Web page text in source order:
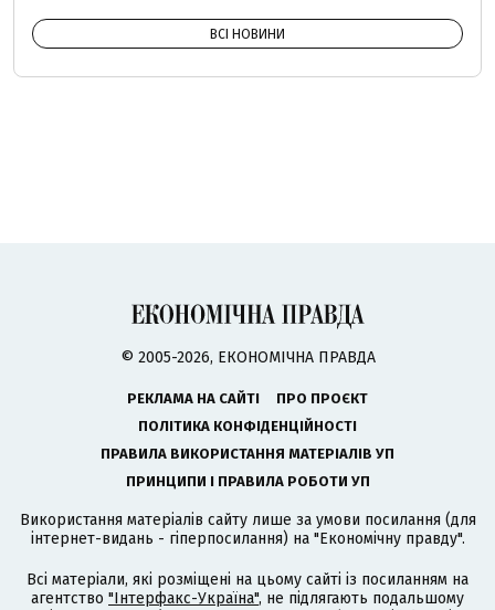
ВСІ НОВИНИ
© 2005-2026, ЕКОНОМІЧНА ПРАВДА
РЕКЛАМА НА САЙТІ
ПРО ПРОЄКТ
ПОЛІТИКА КОНФІДЕНЦІЙНОСТІ
ПРАВИЛА ВИКОРИСТАННЯ МАТЕРІАЛІВ УП
ПРИНЦИПИ І ПРАВИЛА РОБОТИ УП
Використання матеріалів сайту лише за умови посилання (для
інтернет-видань - гіперпосилання) на "Економічну правду".
Всі матеріали, які розміщені на цьому сайті із посиланням на
агентство "Інтерфакс-Україна", не підлягають подальшому